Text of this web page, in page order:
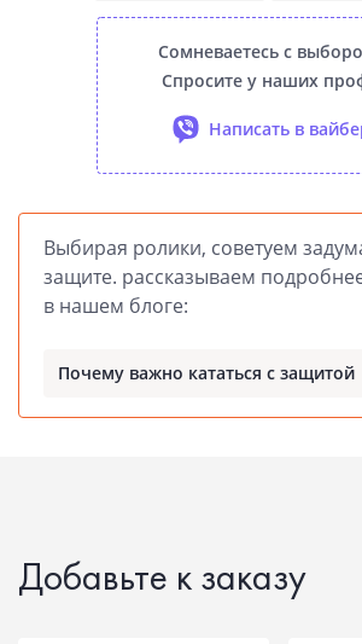
Сомневаетесь с
Спросите у наших
Написать в
Выбирая ролики, советуем
защите. рассказываем
в нашем блоге:
Почему важно кататься с защитой
Добавьте к заказу